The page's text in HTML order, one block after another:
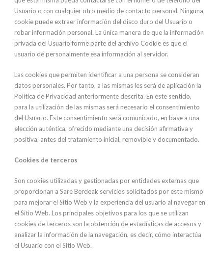
Usuario o con cualquier otro medio de contacto personal. Ninguna
cookie puede extraer información del disco duro del Usuario o
robar información personal. La única manera de que la información
privada del Usuario forme parte del archivo Cookie es que el
usuario dé personalmente esa información al servidor.
Las cookies que permiten identificar a una persona se consideran
datos personales. Por tanto, a las mismas les será de aplicación la
Política de Privacidad anteriormente descrita. En este sentido,
para la utilización de las mismas será necesario el consentimiento
del Usuario. Este consentimiento será comunicado, en base a una
elección auténtica, ofrecido mediante una decisión afirmativa y
positiva, antes del tratamiento inicial, removible y documentado.
Cookies de terceros
Son cookies utilizadas y gestionadas por entidades externas que
proporcionan a Sare Berdeak servicios solicitados por este mismo
para mejorar el Sitio Web y la experiencia del usuario al navegar en
el Sitio Web. Los principales objetivos para los que se utilizan
cookies de terceros son la obtención de estadísticas de accesos y
analizar la información de la navegación, es decir, cómo interactúa
el Usuario con el Sitio Web.